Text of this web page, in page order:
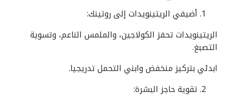
أضيفي الريتينويدات إلى روتينك:
الريتينويدات تحفز الكولاجين، والملمس الناعم، وتسوية
التصبغ.
ابدئي بتركيز منخفض وابني التحمل تدريجيا.
تقوية حاجز البشرة: